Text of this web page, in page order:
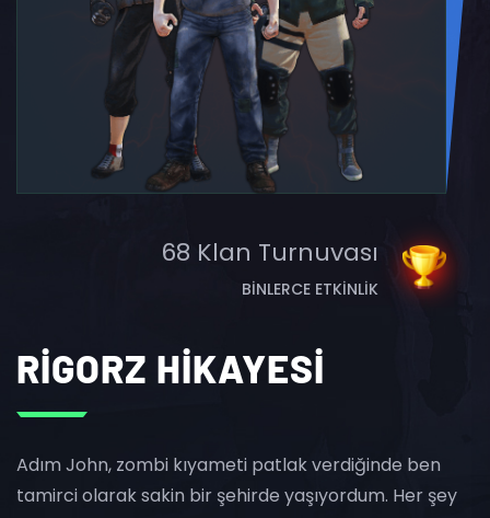
68 Klan Turnuvası
BINLERCE ETKINLIK
RİGORZ HİKAYESİ
Adım John, zombi kıyameti patlak verdiğinde ben
tamirci olarak sakin bir şehirde yaşıyordum. Her şey